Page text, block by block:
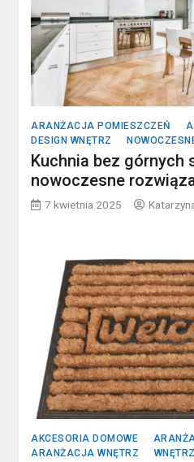
ARANŻACJA POMIESZCZEŃ
DESIGN WNĘTRZ
Kuchnia bez górnych
nowoczesne
7 kwietnia 2025
AKCESORIA DOMOWE
ARANŻACJA WNĘTRZ